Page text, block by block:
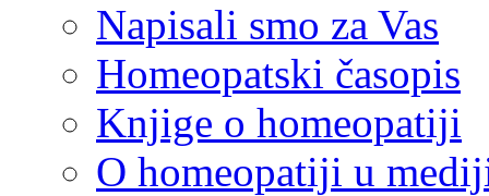
Napisali smo za Vas
Homeopatski časopis
Knjige o homeopatiji
O homeopatiji u